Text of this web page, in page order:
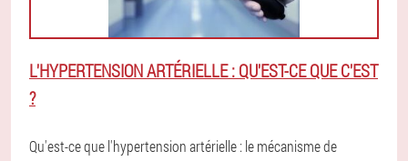
L'HYPERTENSION ARTÉRIELLE : QU'EST-CE QUE C'EST
?
Qu'est-ce que l'hypertension artérielle : le mécanisme de